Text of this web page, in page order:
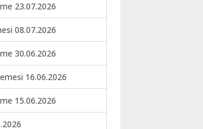
23.07.2026
08.07.2026
30.06.2026
16.06.2026
15.06.2026